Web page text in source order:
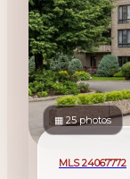
À louer
▦ 25 photos
MLS 24067772